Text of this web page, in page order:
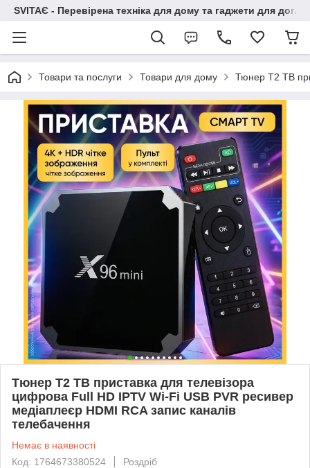
SVITAЄ - Перевірена техніка для дому та гаджети для
Товари та послуги Товари для дому Тюнер Т2 ТВ
Тюнер Т2 ТВ приставка для телевізора
цифрова Full HD IPTV Wi-Fi USB PVR ресивер
медіаплеєр HDMI RCA запис каналів
телебачення
Немає в наявності
Код: 1764673380524
Роздріб